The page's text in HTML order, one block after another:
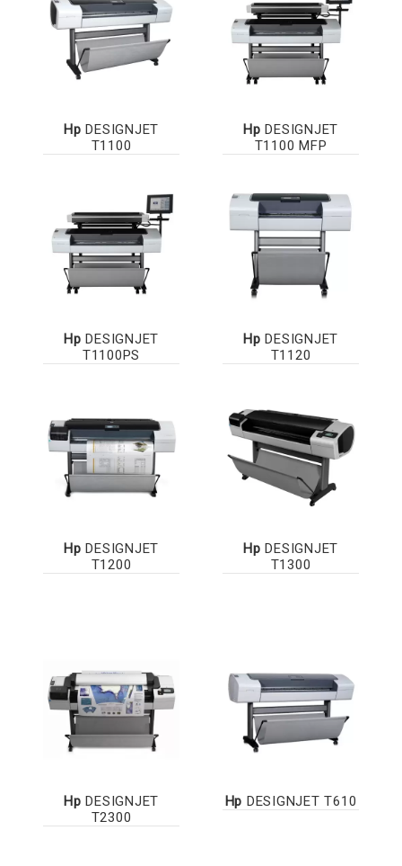
Hp DESIGNJET
T1100
Hp DESIGNJET
T1100 MFP
Hp DESIGNJET
T1100PS
Hp DESIGNJET
T1120
Hp DESIGNJET
T1200
Hp DESIGNJET
T1300
Hp DESIGNJET
T2300
Hp DESIGNJET T610